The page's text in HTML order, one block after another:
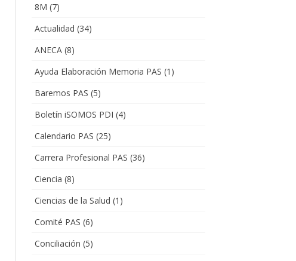
8M (7)
Actualidad (34)
ANECA(8)
Ayuda Elaboración Memoria PAS (1)
Baremos PAS (5)
Boletín iSOMOS PDI (4)
Calendario PAS (25)
Carrera Profesional PAS (36)
Ciencia (8)
Ciencias de la Salud (1)
Comité PAS (6)
Conciliación (5)